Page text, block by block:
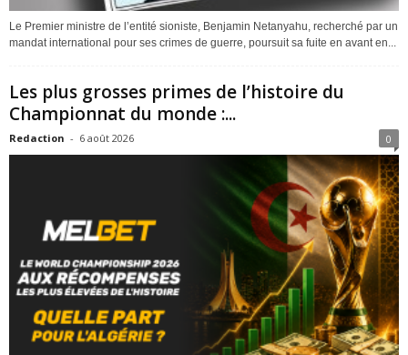
Le Premier ministre de l’entité sioniste, Benjamin Netanyahu, recherché par un
mandat international pour ses crimes de guerre, poursuit sa fuite en avant en...
Les plus grosses primes de l’histoire du
Championnat du monde :...
Redaction - 6 août 2026 0